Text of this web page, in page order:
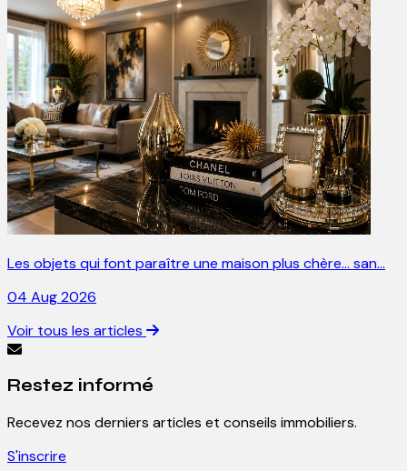
Les objets qui font paraître une maison plus chère… san…
04 Aug 2026
Voir tous les articles
Restez informé
Recevez nos derniers articles et conseils immobiliers.
S'inscrire